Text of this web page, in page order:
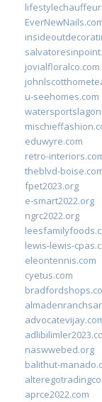
jovialfloralco.com
u-seehomes.com
eduwyre.com
retro-
theblvd-
fpet2023.org
e-smart2022.org
ngrc2022.org
lewis-lewis-
eleontennis.com
cyetus.com
naswwebed.org
balithut-
aprce2022.com